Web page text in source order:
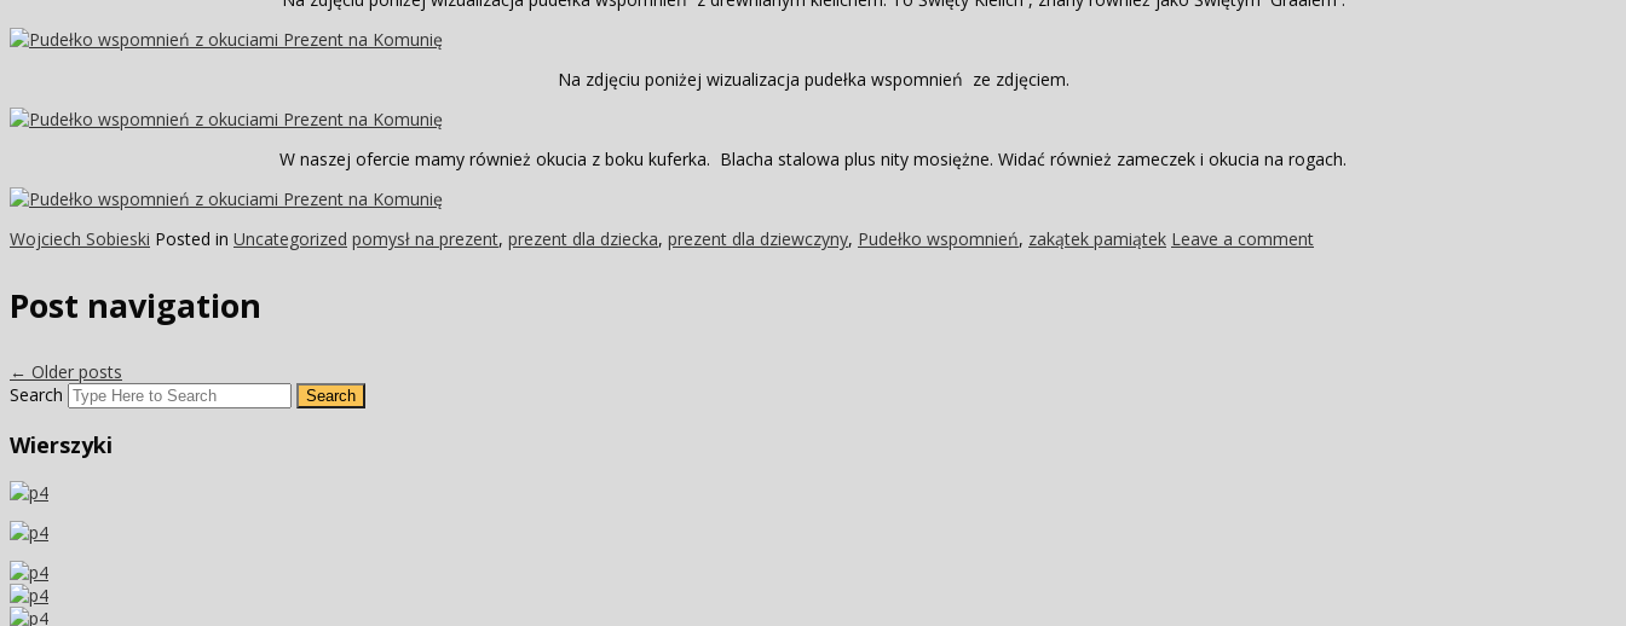
Na zdjęciu poniżej wizualizacja pudełka wspomnień ze zdjęciem.
W naszej ofercie mamy również okucia z boku kuferka. Blacha stalowa plus nity mosiężne. Widać również zameczek i okucia na rogach.
Wojciech Sobieski Posted in Uncategorized pomysł na prezent, prezent dla dziecka, prezent dla dziewczyny, Pudełko wspomnień, zakątek pamiątek Leave a comment
Post navigation
← Older posts
Search
Wierszyki